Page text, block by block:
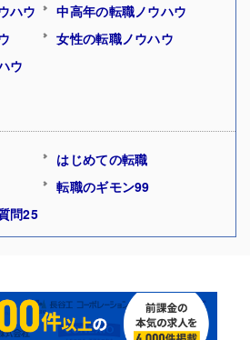
ハウ
中高年の転職ノウハウ
女性の転職ノウハウ
ウ
はじめての転職
転職のギモン99
問25